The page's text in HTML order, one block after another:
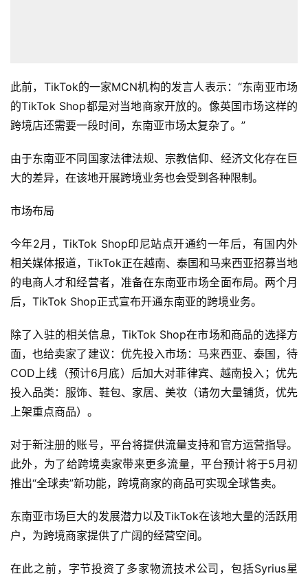
此前，TikTok的一家MCN机构的发言人表示：“东南亚市场
的TikTok Shop都是对当地商家开放的。像英国市场这样的
跨境店还需要一段时间，东南亚市场太复杂了。”
由于东南亚不同国家法律法规、宗教信仰、经济文化存在巨
大的差异，在该地开展跨境业务也会受到各种限制。
市场布局
今年2月，TikTok Shop印尼站点开通约一年后，有国内外
相关媒体报道，TikTok正在越南、泰国和马来西亚招募当地
的电商人才和经营者，准备在东南亚市场全面布局。两个月
后，TikTok Shop正式宣布开通东南亚的跨境业务。
除了入驻的相关信息，TikTok Shop在市场和商品的选择方
面，也给卖家了建议：优先投入市场：马来西亚、泰国，待
COD上线（预计6月底）后加大对菲律宾、越南投入；优先
投入品类：服饰、鞋包、家居、美妆（请勿大量铺货，优先
上架重点商品）。
对于新注册的账号，平台将提供流量支持和官方运营指导。
此外，为了给跨境卖家带来更多流量，平台预计将于5月初
推出“全球卖”新功能，跨境商家的商品可实现全球售卖。
东南亚市场巨大的发展潜力以及TikTok在该地大量的活跃用
户，为跨境商家提供了广阔的经营空间。
在此之前，字节投资了多家物流技术公司，包括Syrius星